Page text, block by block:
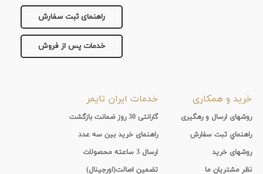
راهنمای ثبت سفارش
خدمات پس از فروش
خرید و همکاری
روشهای ارسال و رهگیری
راهنماي ثبت سفارش
روشهای خرید
نظر مشتریان ما
خدمات ایران تایمر
گارانتی 30 روز ضمانت بازگشت
راهنمای خرید بین سه عدد
ارسال 3 ساعته محصولات
تضمین اصالت(اورجینال)